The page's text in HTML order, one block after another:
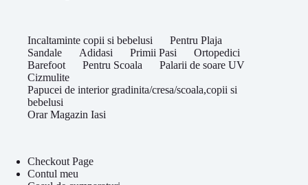
Incaltaminte copii si bebelusi
Pentru Plaja
Sandale
Adidasi Primii Pasi
Ortopedici
Barefoot
Pentru Scoala
Palarii de soare UV
Cizmulite
Papucei de interior gradinita/cresa/scoala,copii si
bebelusi
Orar Magazin Iasi
Checkout Page
Contul meu